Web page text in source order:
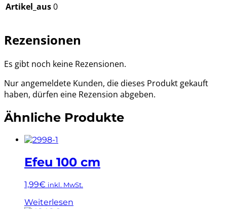
Artikel_aus0
Rezensionen
Es gibt noch keine Rezensionen.
Nur angemeldete Kunden, die dieses Produkt gekauft
haben, dürfen eine Rezension abgeben.
Ähnliche Produkte
Efeu 100 cm
1,99€ inkl. MwSt.
Weiterlesen